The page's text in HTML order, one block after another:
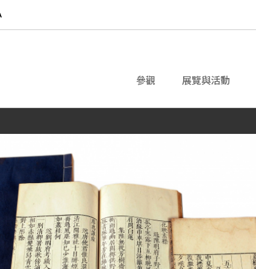
參觀 展覽與活動